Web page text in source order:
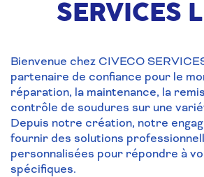
SERVICES
Bienvenue chez CIVECO
partenaire de confiance pour le
réparation, la maintenance, la
contrôle de soudures sur une
Depuis notre création, notre
fournir des solutions
personnalisées pour répondre à
spécifiques.